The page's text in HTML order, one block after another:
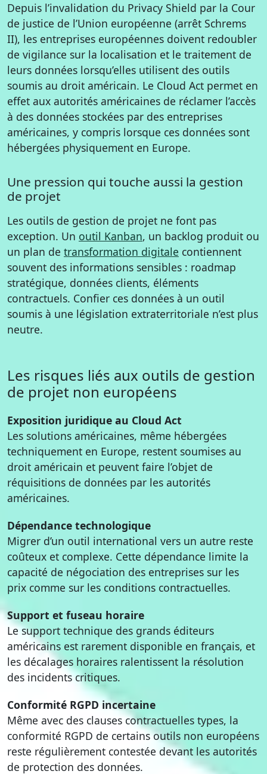
Depuis l’invalidation du Privacy Shield par la Cour
de justice de l’Union européenne (arrêt Schrems
II), les entreprises européennes doivent redoubler
de vigilance sur la localisation et le traitement de
leurs données lorsqu’elles utilisent des outils
soumis au droit américain. Le Cloud Act permet en
effet aux autorités américaines de réclamer l’accès
à des données stockées par des entreprises
américaines, y compris lorsque ces données sont
hébergées physiquement en Europe.
Une pression qui touche aussi la gestion
de projet
Les outils de gestion de projet ne font pas
exception. Un outil Kanban, un backlog produit ou
un plan de transformation digitale contiennent
souvent des informations sensibles : roadmap
stratégique, données clients, éléments
contractuels. Confier ces données à un outil
soumis à une législation extraterritoriale n’est plus
neutre.
Les risques liés aux outils de gestion
de projet non européens
Exposition juridique au Cloud Act
Les solutions américaines, même hébergées
techniquement en Europe, restent soumises au
droit américain et peuvent faire l’objet de
réquisitions de données par les autorités
américaines.
Dépendance technologique
Migrer d’un outil international vers un autre reste
coûteux et complexe. Cette dépendance limite la
capacité de négociation des entreprises sur les
prix comme sur les conditions contractuelles.
Support et fuseau horaire
Le support technique des grands éditeurs
américains est rarement disponible en français, et
les décalages horaires ralentissent la résolution
des incidents critiques.
Conformité RGPD incertaine
Même avec des clauses contractuelles types, la
conformité RGPD de certains outils non européens
reste régulièrement contestée devant les autorités
de protection des données.